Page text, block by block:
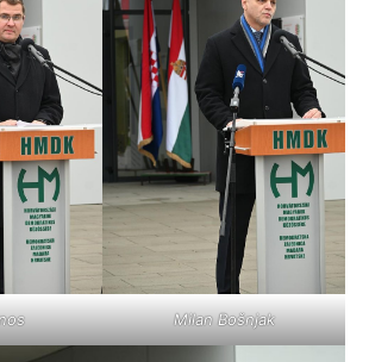
Milan Bošnjak